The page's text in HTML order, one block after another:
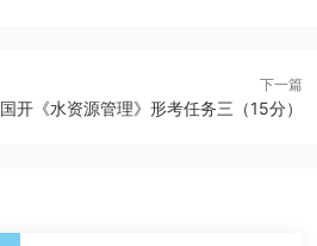
下一篇
国开《水资源管理》形考任务三（15分）